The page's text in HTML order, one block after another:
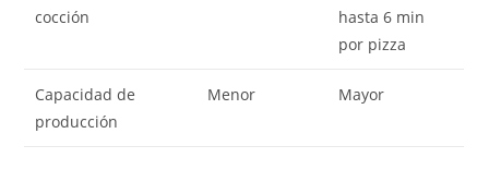
cocción
hasta 6 min
por pizza
Capacidad de
producción
Menor Mayor